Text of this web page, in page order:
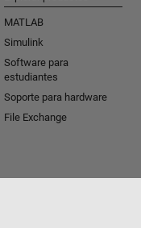
MATLAB
Simulink
Software para
estudiantes
Soporte para hardware
File Exchange